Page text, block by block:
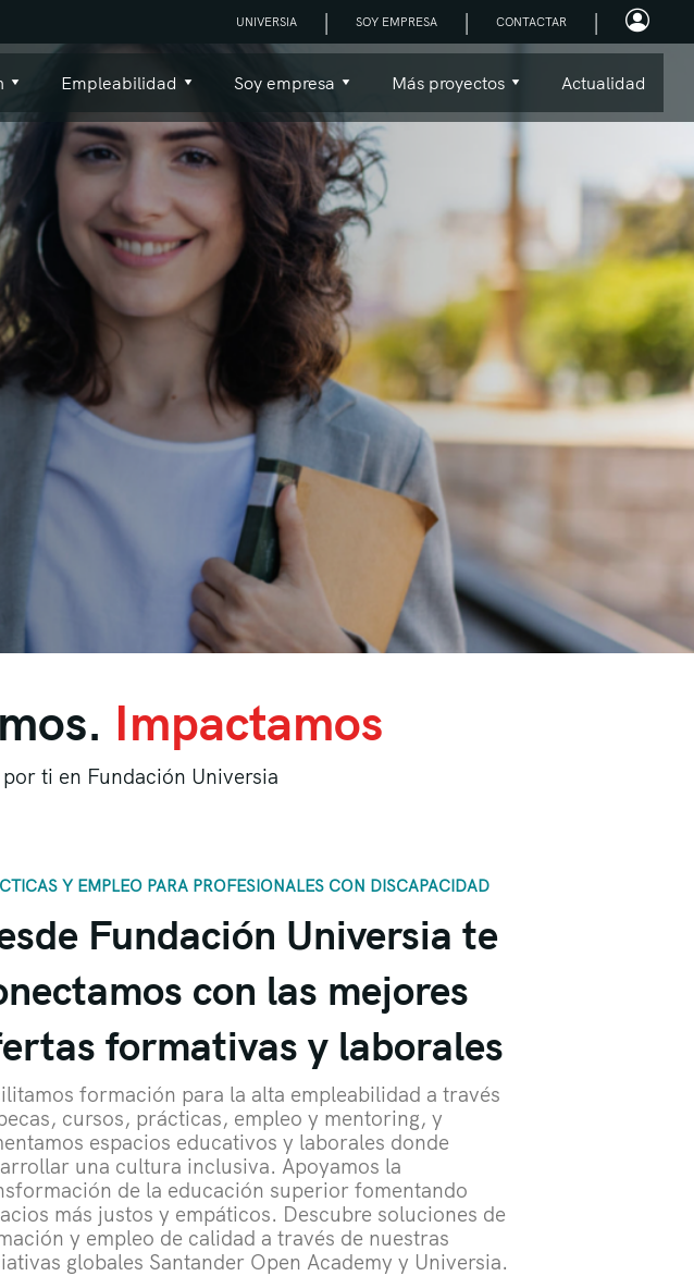
UNIVERSIA | SOY EMPRESA | CONTACTAR |
Empleabilidad Soy empresa Más proyectos Actualidad
Impactamos
ti en Fundación Universia
Y EMPLEO PARA PROFESIONALES CON DISCAPACIDAD
Fundación Universia te
con las mejores
formativas y laborales
formación para la alta empleabilidad a través
cursos, prácticas, empleo y mentoring, y
espacios educativos y laborales donde
una cultura inclusiva. Apoyamos la
de la educación superior fomentando
más justos y empáticos. Descubre soluciones de
y empleo de calidad a través de nuestras
globales Santander Open Academy y Universia.